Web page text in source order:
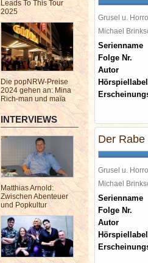
Leads To This Tour
2025
Die popNRW-Preise
2024 gehen an: Mina
Rich-man und maïa
INTERVIEWS
Matthias Arnold:
Zwischen Abenteuer
und Popkultur
Grusel u.
Michael
Serienname
Folge Nr.
Autor
Der Rabe
Grusel u.
Michael
Serienname
Folge Nr.
Autor